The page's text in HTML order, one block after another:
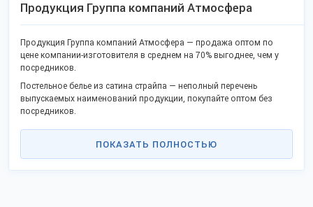
Продукция Группа компаний Атмосфера
Продукция Группа компаний Атмосфера — продажа оптом по
цене компании-изготовителя в среднем на 70% выгоднее, чем у
посредников.
Постельное белье из сатина страйпа — неполный перечень
выпускаемых наименований продукции, покупайте оптом без
посредников.
В списке популярные наименования и новая продукция.
Качество отвечает ГОСТ или техническим регламентам, не
проигрывает китайским аналогам.
ПОКАЗАТЬ ПОЛНОСТЬЮ